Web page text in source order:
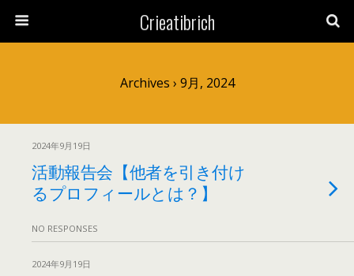
Crieatibrich
Archives › 9月, 2024
2024年9月19日
活動報告会【他者を引き付け
るプロフィールとは？】
NO RESPONSES
2024年9月19日